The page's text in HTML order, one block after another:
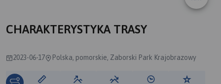
CHARAKTERYSTYKA TRASY
2023-06-17 Polska, pomorskie, Zaborski Park Krajobrazowy